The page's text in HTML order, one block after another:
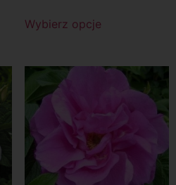
Wybierz opcje